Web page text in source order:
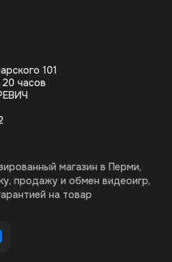
101
часов
магазин в Перми,
продажу и обмен видеоигр,
на товар